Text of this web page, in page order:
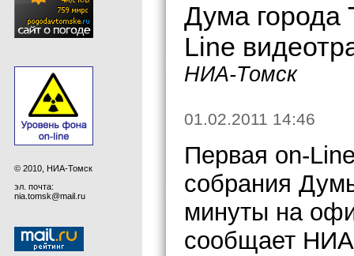
© 2010, НИА-Томск
эл. почта:
nia.tomsk@mail.ru
Дума города
Line
НИА-Томск
01.02.2011 14:46
Первая on-
собрания
минуты на
сообщает